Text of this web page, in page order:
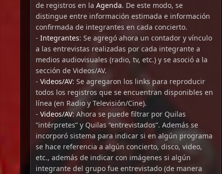
de registros en laAgenda. De este modo, se
distingue entre información estimada e información
confirmada de integrantes en cada concierto.
-Integrantes: Se agregó ahora un contador y vínculo
a las entrevistas realizadas por cada integrante a
medios audiovisuales (radio, tv, etc.) y se asoció a la
sección de Videos/AV.
-Videos/AV: Se agregaron los links para reproducir
todos los registros que se encuentran disponibles en
línea (en Radio y Televisión/Cine).
-Videos/AV: Ahora se puede filtrar por Quilas
“intérpretes” y Quilas “entrevistados”. Además se
incorporó sistema para indicar si en algún programa
se hace referencia a algún concierto, disco, video,
etc., además de indicar con imágenes si algún
integrante del grupo fue entrevistado (de manera